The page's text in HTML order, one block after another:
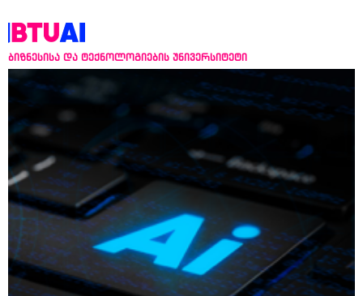
ბიზნესისა და ტექნოლოგიების უნივერსიტეტი